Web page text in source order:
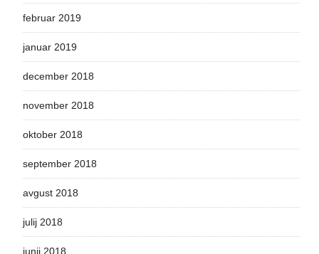
februar 2019
januar 2019
december 2018
november 2018
oktober 2018
september 2018
avgust 2018
julij 2018
junij 2018